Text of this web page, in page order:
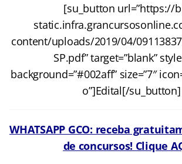
[su_button url=”https://
content/uploads/2019/04/
SP.pdf” target=”blank”
background=”#002aff” size=”7″
o”]Edital[/su_button]
WHATSAPP GCO: receba
de concursos! Clique